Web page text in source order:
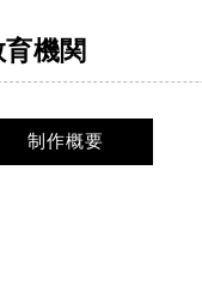
育機関
制作概要